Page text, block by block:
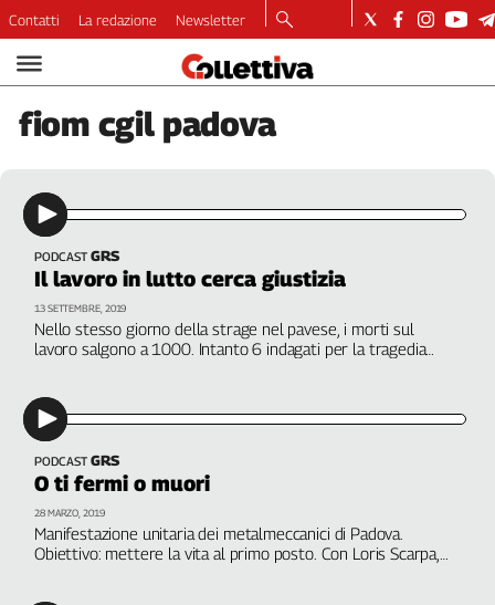
Video
Podcast
Dirette
Economia
Lavoro
Ambiente
Diritti
Welfare
Internazionale
Culture
Categorie
Filcams
Filctem
Fillea
Contatti La redazione Newsletter
fiom cgil padova
PODCAST GRS
Il lavoro in lutto cerca giustizia
Nello stesso giorno della strage nel pavese, i morti sul
lavoro salgono a 1000. Intanto 6 indagati per la tragedia
Toti
13 SETTEMBRE, 2019
PODCAST GRS
O ti fermi o muori
Manifestazione unitaria dei metalmeccanici di Padova.
Obiettivo: mettere la vita al primo posto. Con Loris Scarpa,
28 MARZO, 2019